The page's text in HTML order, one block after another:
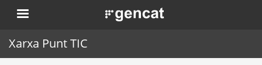
Skip
to
. Obre en una nova finestra.
Xarxa Punt TIC